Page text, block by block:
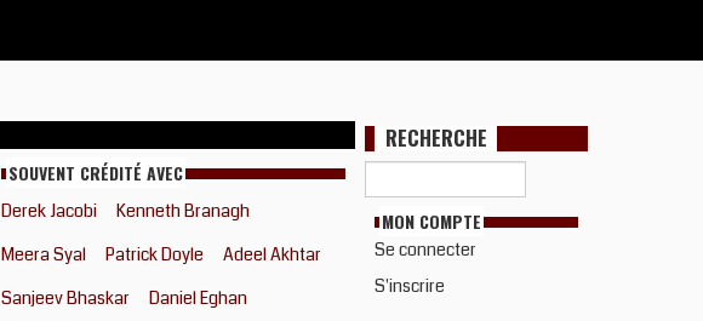
SOUVENT CRÉDITÉ AVEC
Derek Jacobi
Kenneth Branagh
Meera Syal
Patrick Doyle
Adeel Akhtar
Sanjeev Bhaskar
Daniel Eghan
RECHERCHE
MON COMPTE
Se connecter
S'inscrire